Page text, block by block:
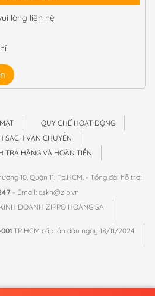
lòng liên hệ
QUY CHẾ HOẠT ĐỘNG
SÁCH VẬN CHUYỂN
TRẢ HÀNG VÀ HOÀN TIỀN
10, Quận 11, Tp.HCM. - Tổng đài hỗ trợ:
- Email: cskh@zip.vn
DOANH ZIPPO HOÀNG SA
TP HCM cấp lần đầu ngày 18/11/2024